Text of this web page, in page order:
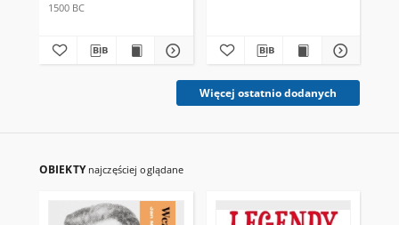
1500 BC
Więcej ostatnio dodanych
OBIEKTY najczęściej oglądane